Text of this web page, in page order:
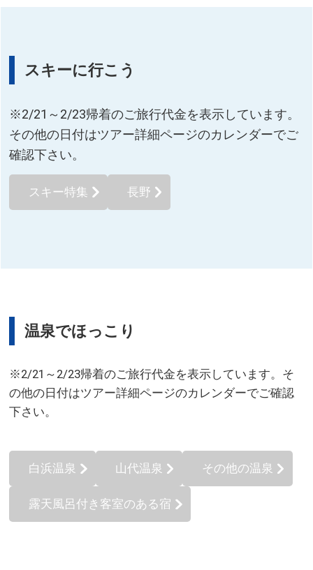
スキーに行こう
※2/21～2/23帰着のご旅行代金を表示しています。
その他の日付はツアー詳細ページのカレンダーでご
確認下さい。
スキー特集 長野
温泉でほっこり
※2/21～2/23帰着のご旅行代金を表示しています。そ
の他の日付はツアー詳細ページのカレンダーでご確認
下さい。
白浜温泉 山代温泉 その他の温泉
露天風呂付き客室のある宿